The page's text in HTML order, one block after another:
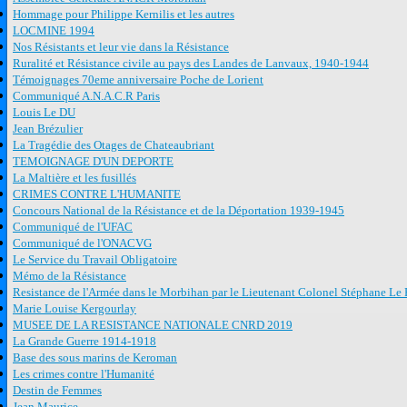
Hommage pour Philippe Kernilis et les autres
LOCMINE 1994
Nos Résistants et leur vie dans la Résistance
Ruralité et Résistance civile au pays des Landes de Lanvaux, 1940-1944
Témoignages 70eme anniversaire Poche de Lorient
Communiqué A.N.A.C.R Paris
Louis Le DU
Jean Brézulier
La Tragédie des Otages de Chateaubriant
TEMOIGNAGE D'UN DEPORTE
La Maltière et les fusillés
CRIMES CONTRE L'HUMANITE
Concours National de la Résistance et de la Déportation 1939-1945
Communiqué de l'UFAC
Communiqué de l'ONACVG
Le Service du Travail Obligatoire
Mémo de la Résistance
Resistance de l'Armée dans le Morbihan par le Lieutenant Colonel Stéphane Le
Marie Louise Kergourlay
MUSEE DE LA RESISTANCE NATIONALE CNRD 2019
La Grande Guerre 1914-1918
Base des sous marins de Keroman
Les crimes contre l'Humanité
Destin de Femmes